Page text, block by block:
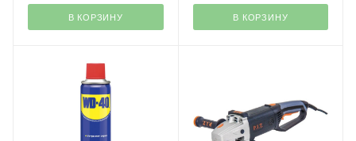
В КОРЗИНУ В КОРЗИНУ